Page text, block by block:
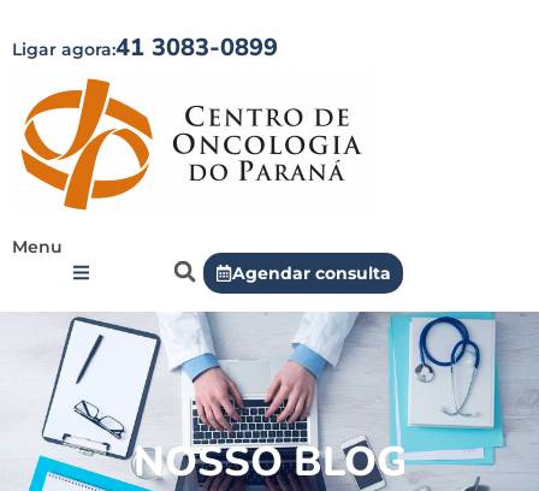
Ligar agora:41 3083-0899
Menu
Agendar consulta
NOSSO BLOG